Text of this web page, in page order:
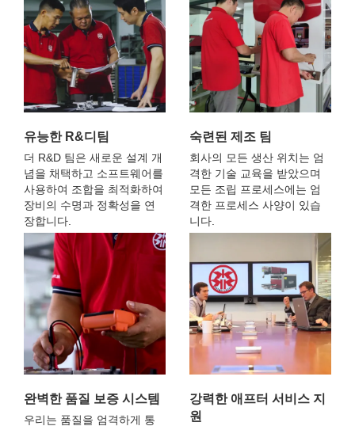
유능한 R&디팀
더 R&D 팀은 새로운 설계 개
념을 채택하고 소프트웨어를
사용하여 조합을 최적화하여
장비의 수명과 정확성을 연
장합니다.
숙련된 제조 팀
회사의 모든 생산 위치는 엄
격한 기술 교육을 받았으며
모든 조립 프로세스에는 엄
격한 프로세스 사양이 있습
니다.
완벽한 품질 보증 시스템
우리는 품질을 엄격하게 통
강력한 애프터 서비스 지
원